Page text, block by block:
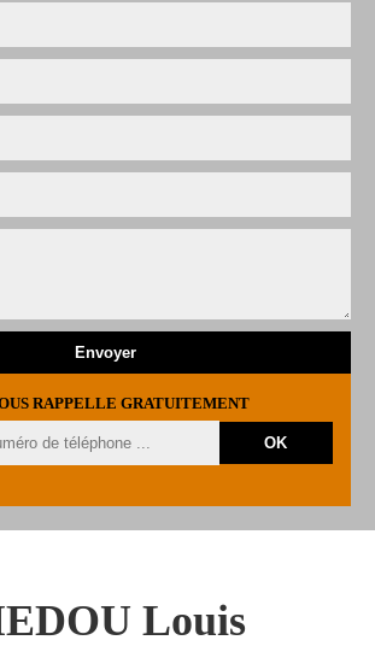
RAPPELLE GRATUITEMENT
Louis